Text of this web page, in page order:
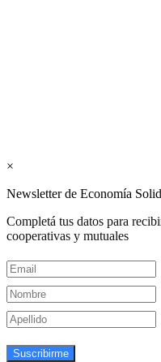
×
Newsletter de Economía
Completá tus datos para
cooperativas y mutuales
Suscribirme